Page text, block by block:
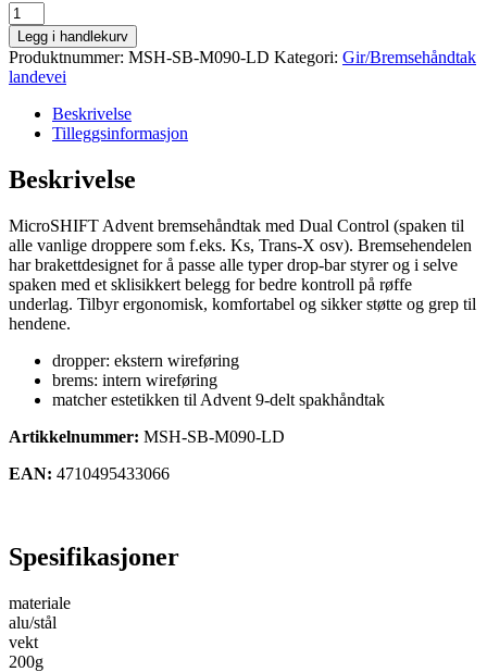
MicroSHIFT
Advent
venstre
håndtak
(brems+dropper)
antall
Legg i handlekurv
Produktnummer: MSH-SB-M090-LD Kategori: Gir/Bremsehåndtak
landevei
Beskrivelse
Tilleggsinformasjon
Beskrivelse
MicroSHIFT Advent bremsehåndtak med Dual Control (spaken til
alle vanlige droppere som f.eks. Ks, Trans-X osv). Bremsehendelen
har brakettdesignet for å passe alle typer drop-bar styrer og i selve
spaken med et sklisikkert belegg for bedre kontroll på røffe
underlag. Tilbyr ergonomisk, komfortabel og sikker støtte og grep til
hendene.
dropper: ekstern wireføring
brems: intern wireføring
matcher estetikken til Advent 9-delt spakhåndtak
Artikkelnummer: MSH-SB-M090-LD
EAN: 4710495433066
Spesifikasjoner
materiale
alu/stål
vekt
200g